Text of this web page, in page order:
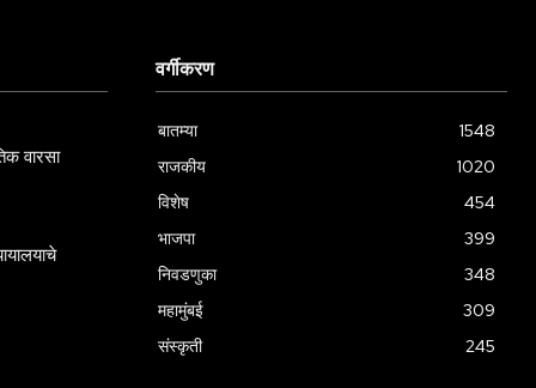
वारसा
वर्गीकरण
बातम्या
1548
राजकीय
1020
विशेष
454
भाजपा
399
निवडणुका
348
महामुंबई
309
संस्कृती
245